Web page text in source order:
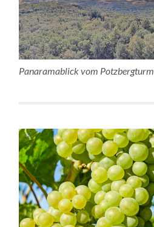
Panaramablick vom Potzbergturm